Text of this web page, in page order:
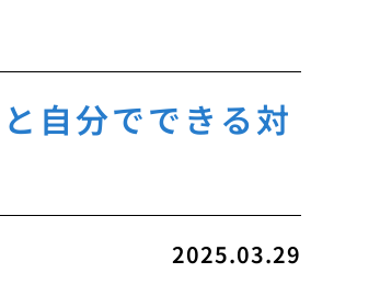
自分でできる対
2025.03.29